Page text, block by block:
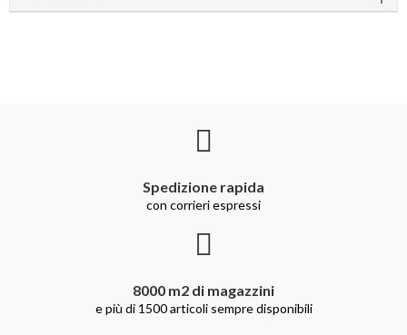
Spedizione rapida
con corrieri espressi
8000 m2 di magazzini
e più di 1500 articoli sempre disponibili